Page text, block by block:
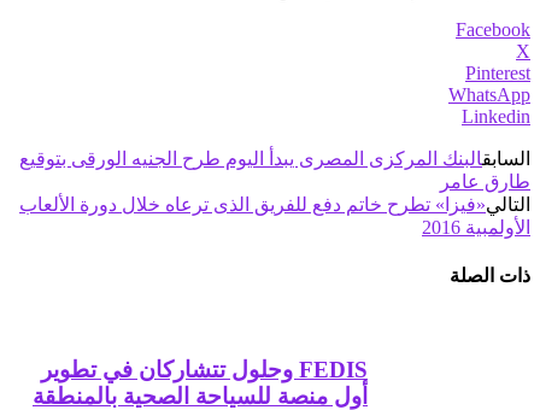
Facebook
X
Pinterest
WhatsApp
Linkedin
السابقالبنك المركزى المصرى يبدأ اليوم طرح الجنيه الورقى بتوقيع
طارق عامر
التالي«فيزا» تطرح خاتم دفع للفريق الذى ترعاه خلال دورة الألعاب
الأولمبية 2016
ذات الصلة
FEDIS وحلول تتشاركان في تطوير
أول منصة للسياحة الصحية بالمنطقة